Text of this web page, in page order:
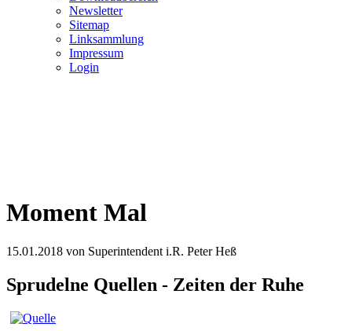
Newsletter
Sitemap
Linksammlung
Impressum
Login
Moment Mal
15.01.2018 von Superintendent i.R. Peter Heß
Sprudelne Quellen - Zeiten der Ruhe